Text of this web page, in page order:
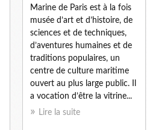
Marine de Paris est à la fois
musée d’art et d’histoire, de
sciences et de techniques,
d’aventures humaines et de
traditions populaires, un
centre de culture maritime
ouvert au plus large public. Il
a vocation d’être la vitrine...
Lire la suite